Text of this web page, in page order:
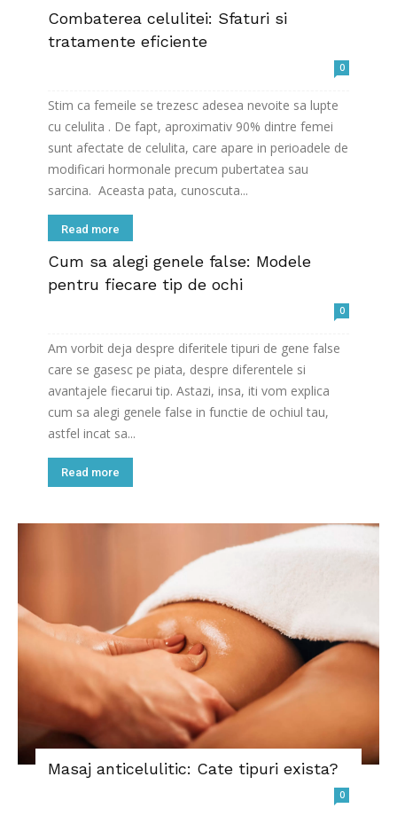
Combaterea celulitei: Sfaturi si
tratamente eficiente
0
Stim ca femeile se trezesc adesea nevoite sa lupte
cu celulita . De fapt, aproximativ 90% dintre femei
sunt afectate de celulita, care apare in perioadele de
modificari hormonale precum pubertatea sau
sarcina. Aceasta pata, cunoscuta...
Read more
Cum sa alegi genele false: Modele
pentru fiecare tip de ochi
0
Am vorbit deja despre diferitele tipuri de gene false
care se gasesc pe piata, despre diferentele si
avantajele fiecarui tip. Astazi, insa, iti vom explica
cum sa alegi genele false in functie de ochiul tau,
astfel incat sa...
Read more
Masaj anticelulitic: Cate tipuri exista?
0